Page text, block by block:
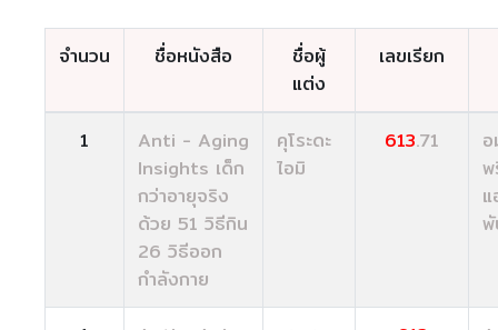
จำนวน ชื่อหนังสือ
ชื่อผู้
แต่ง
เลขเรียก
1
Anti - Aging
Insights เด็ก
กว่าอายุจริง
ด้วย 51 วิธีกิน
26 วิธีออก
กำลังกาย
คุโระดะ
ไอมิ
613.71